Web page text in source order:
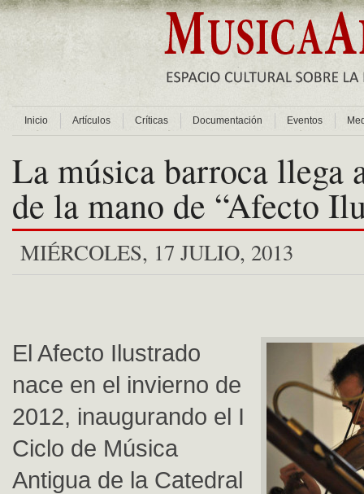
Inicio Artículos Críticas Documentación Eventos
La música barroca llega
de la mano de “Afecto
MIÉRCOLES, 17 JULIO, 2013
El Afecto Ilustrado
nace en el invierno de
2012, inaugurando el I
Ciclo de Música
Antigua de la Catedral